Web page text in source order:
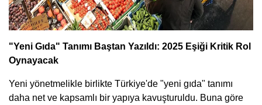
"Yeni Gıda" Tanımı Baştan Yazıldı: 2025 Eşiği Kritik Rol
Oynayacak
Yeni yönetmelikle birlikte Türkiye'de "yeni gıda" tanımı
daha net ve kapsamlı bir yapıya kavuşturuldu. Buna göre